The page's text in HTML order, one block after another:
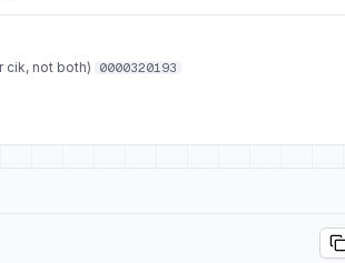
cik, not both) 0000320193